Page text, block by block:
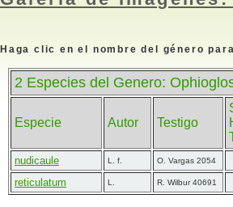
Haga clic en el nombre del género
2 Especies del Genero:
Especie Autor Testigo
nudicaule L. f. O. Vargas 2054
reticulatum L. R. Wilbur 40691